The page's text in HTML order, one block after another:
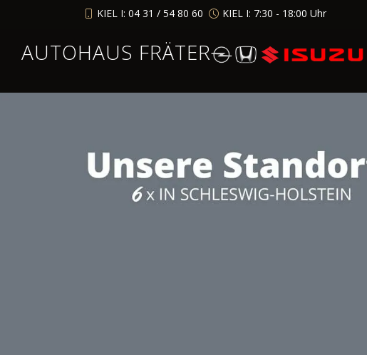
KIEL I: 04 31 / 54 80 60 KIEL I: 7:30 - 18:00 Uhr
AUTOHAUS FRÄTER